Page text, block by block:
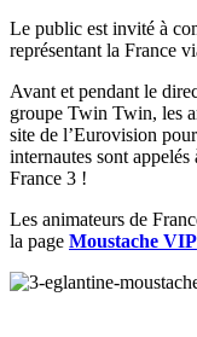
Le public est invité à
représentant la France
Avant et pendant le
groupe Twin Twin, les
site de l’Eurovision
internautes sont
France 3 !
Les animateurs de
la page Moustache VIP